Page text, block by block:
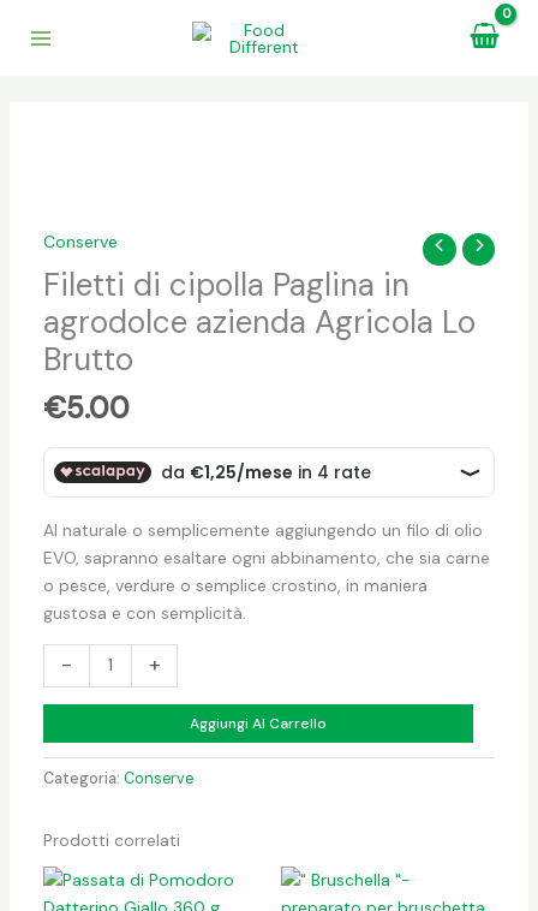
Conserve
Filetti di cipolla Paglina in
agrodolce azienda Agricola Lo
Brutto
€5.00
Al naturale o semplicemente aggiungendo un filo di olio
EVO, sapranno esaltare ogni abbinamento, che sia carne
o pesce, verdure o semplice crostino, in maniera
gustosa e con semplicità.
-
Paglina
agrodolce
azienda
Agricola
Lo
Brutto
+
Aggiungi Al Carrello
Categoria: Conserve
Prodotti correlati